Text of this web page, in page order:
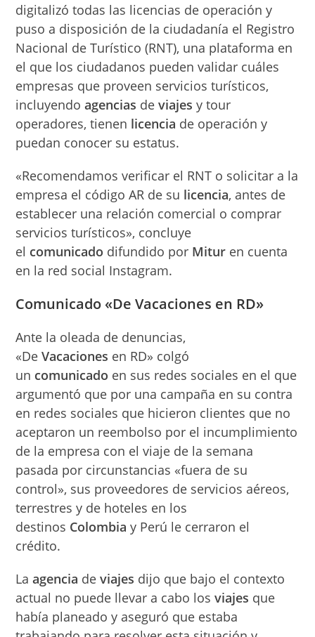
digitalizó todas las licencias de operación y
puso a disposición de la ciudadanía el Registro
Nacional de Turístico (RNT), una plataforma en
el que los ciudadanos pueden validar cuáles
empresas que proveen servicios turísticos,
incluyendoagencias deviajes y tour
operadores, tienen licencia de operación y
puedan conocer su estatus.
«Recomendamos verificar el RNT o solicitar a la
empresa el código AR de su licencia, antes de
establecer una relación comercial o comprar
servicios turísticos», concluye
el comunicado difundido por Mitur en cuenta
en la red social Instagram.
Comunicado «DeVacaciones en RD»
Ante la oleada de denuncias,
«DeVacaciones en RD» colgó
un comunicado en sus redes sociales en el que
argumentó que por una campaña en su contra
en redes sociales que hicieron clientes que no
aceptaron un reembolso por el incumplimiento
de la empresa con el viaje de la semana
pasada por circunstancias «fuera de su
control», sus proveedores de servicios aéreos,
terrestres y de hoteles en los
destinos Colombia y Perú le cerraron el
crédito.
Laagencia deviajes dijo que bajo el contexto
actual no puede llevar a cabo losviajes que
había planeado y aseguró que estaba